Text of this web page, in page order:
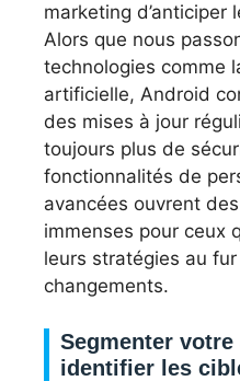
marketing
Alors que nous
technologies comme
artificielle, Android
des mises à jour
toujours plus de
fonctionnalités de
avancées ouvrent
immenses pour ceux
leurs stratégies au
changements.
Segmenter
identifier les